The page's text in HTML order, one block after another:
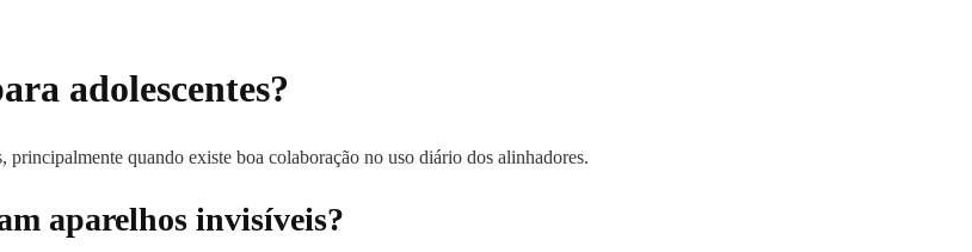
adolescentes?
principalmente quando existe boa colaboração no uso diário dos alinhadores.
aparelhos invisíveis?